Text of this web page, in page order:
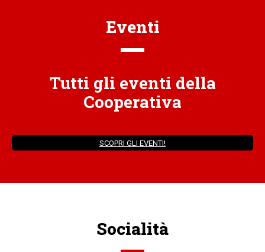
Eventi
Tutti gli eventi della
Cooperativa
SCOPRI GLI EVENTI!
Socialità